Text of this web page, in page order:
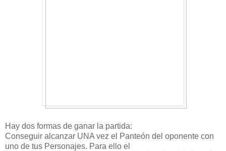
Hay dos formas de ganar la partida:
Conseguir alcanzar UNA vez el Panteón del oponente con
uno de tus Personajes. Para ello el